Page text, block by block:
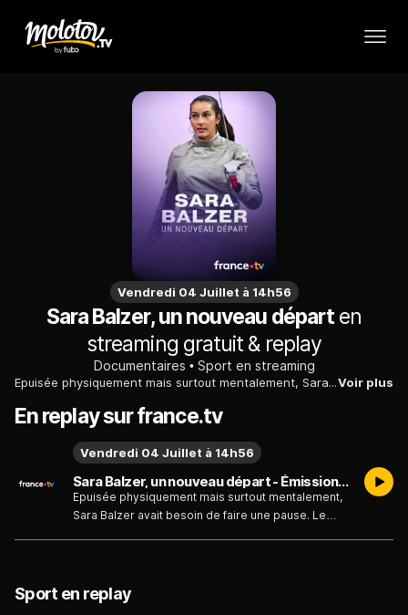
Vendredi 04 Juillet à 14h56
Sara Balzer, un nouveau départen
streaming gratuit & replay
Documentaires Sport en streaming
Epuisée physiquement mais surtout mentalement, Sara Balzer avait besoin de faire une pause. Le retour à la vie normale n’a pas été simple, l’escrimeuse a vécu des moments difficiles mais elle a pris le temps de se reconstruire pour mieux envisager la suite de sa carrière. Elle nous parle de cette nouvelle vie, de ce temps précieux qu’elle s’accorde désormais en dehors des entraînements et de ses ambitions pour les championnats du monde d’escrime fin juillet.Voir plus
En replay sur france.tv
Sara Balzer, un nouveau départ - Émission du vendredi 4 juillet 2025
Epuisée physiquement mais surtout mentalement,
Sara Balzer avait besoin de faire une pause. Le
envisager la suite de sa carrière. Elle nous parle de
cette nouvelle vie, de ce temps précieux qu’elle
Vendredi 04 Juillet à 14h56
Sport en replay